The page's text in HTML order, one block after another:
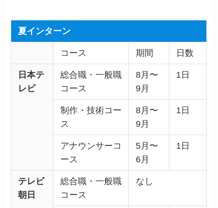
夏インターン
コース 期間 日数
日本テ
レビ
総合職・一般職
コース
8月〜
9月
1日
制作・技術コー
ス
8月〜
9月
1日
アナウンサーコ
ース
5月〜
6月
1日
テレビ
朝日
総合職・一般職
コース
なし